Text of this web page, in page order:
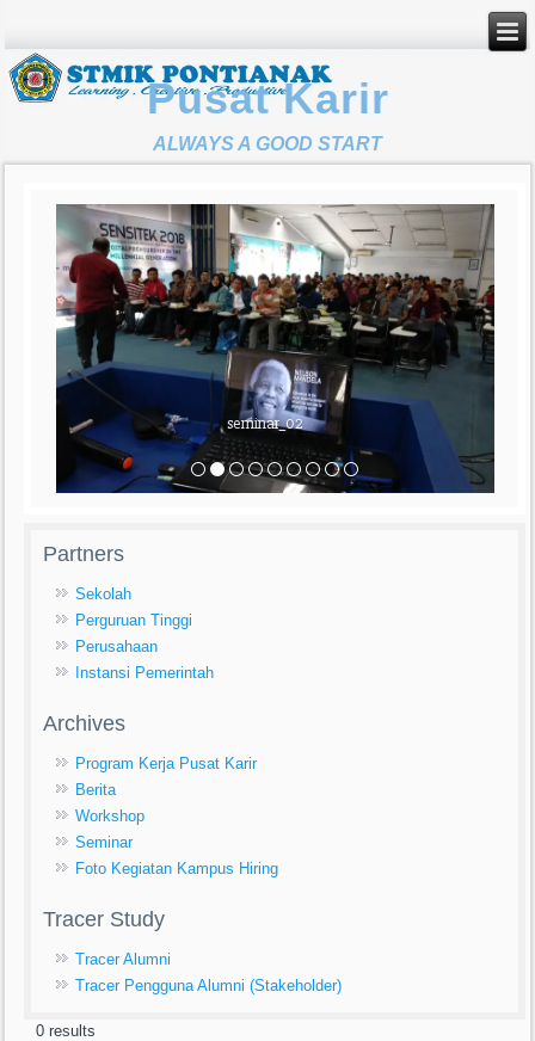
Pusat Karir
ALWAYS A GOOD START
seminar_02
Partners
Sekolah
Perguruan Tinggi
Perusahaan
Instansi Pemerintah
Archives
Program Kerja Pusat Karir
Berita
Workshop
Seminar
Foto Kegiatan Kampus Hiring
Tracer Study
Tracer Alumni
Tracer Pengguna Alumni (Stakeholder)
0 results